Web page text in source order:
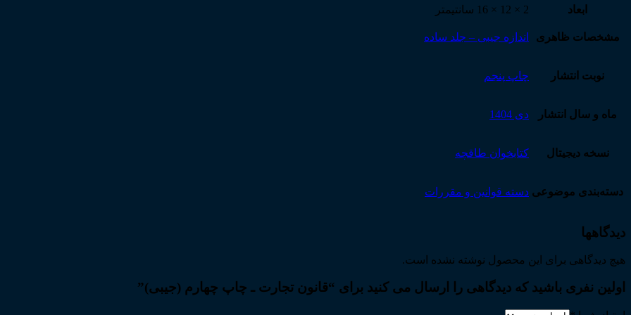
ابعاد
2 × 12 × 16 سانتیمتر
مشخصات ظاهری اندازه جیبی – جلد ساده
نوبت انتشار چاپ پنجم
ماه و سال انتشار دی 1404
نسخه دیجیتال کتابخوان طاقچه
دسته‌بندی موضوعی دسته قوانین و مقررات
دیدگاهها
هیچ دیدگاهی برای این محصول نوشته نشده است.
اولین نفری باشید که دیدگاهی را ارسال می کنید برای “قانون تجارت ـ چاپ چهارم (جیبی)”